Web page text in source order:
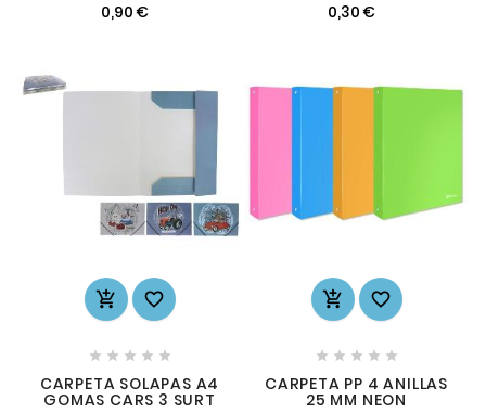
0,90 €
0,30 €
 
    
CARPETA SOLAPAS A4
GOMAS CARS 3 SURT
 
    
CARPETA PP 4 ANILLAS
25 MM NEON